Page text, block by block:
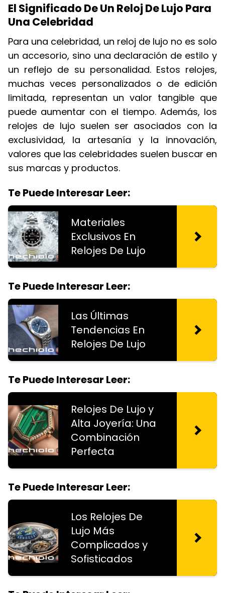
El Significado De Un Reloj De Lujo Para
Una Celebridad
Para una celebridad, un reloj de lujo no es solo
un accesorio, sino una declaración de estilo y
un reflejo de su personalidad. Estos relojes,
muchas veces personalizados o de edición
limitada, representan un valor tangible que
puede aumentar con el tiempo. Además, los
relojes de lujo suelen ser asociados con la
exclusividad, la artesanía y la innovación,
valores que las celebridades suelen buscar en
sus marcas y productos.
Te Puede Interesar Leer:
Materiales
Exclusivos En
Relojes De Lujo
Te Puede Interesar Leer:
Las Últimas
Tendencias En
Relojes De Lujo
Te Puede Interesar Leer:
Relojes De Lujo y
Alta Joyería: Una
Combinación
Perfecta
Te Puede Interesar Leer:
Los Relojes De
Lujo Más
Complicados y
Sofisticados